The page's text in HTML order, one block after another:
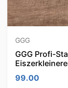
GGG
GGG Profi-
99.00